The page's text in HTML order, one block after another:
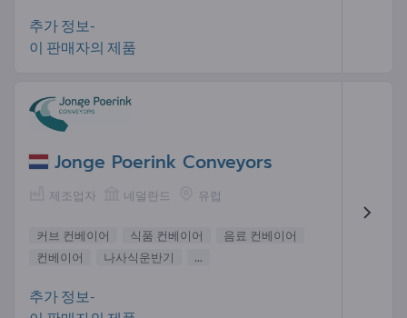
추가 정보-
이 판매자의 제품
Jonge Poerink Conveyors
제조업자 네덜란드 유럽
커브 컨베이어 식품 컨베이어
음료 컨베이어
컨베이어
나사식운반기 ...
추가 정보-